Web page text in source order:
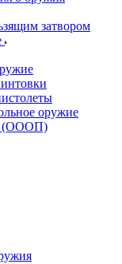
затвором
оружие
(ОООП)